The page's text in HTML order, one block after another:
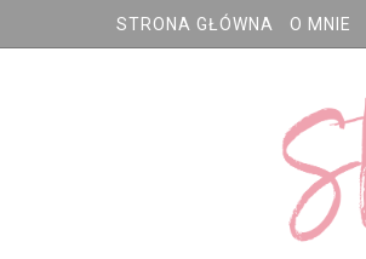
STRONA GŁÓWNA O MNIE